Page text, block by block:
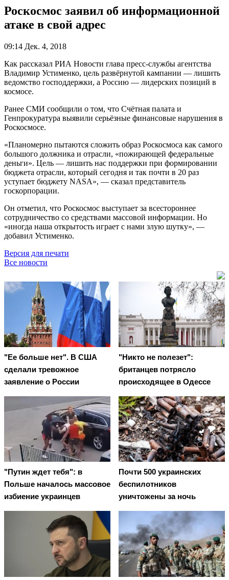
Роскосмос заявил об информационной
атаке в свой адрес
09:14 Дек. 4, 2018
Как рассказал РИА Новости глава пресс-службы агентства
Владимир Устименко, цель развёрнутой кампании — лишить
ведомство господдержки, а Россию — лидерских позиций в
космосе.
Ранее СМИ сообщили о том, что Счётная палата и
Генпрокуратура выявили серьёзные финансовые нарушения в
Роскосмосе.
«Планомерно пытаются сложить образ Роскосмоса как самого
большого должника и отрасли, «пожирающей федеральные
деньги». Цель — лишить нас поддержки при формировании
бюджета отрасли, который сегодня и так почти в 20 раз
уступает бюджету NASA», — сказал представитель
госкорпорации.
Он отметил, что Роскосмос выступает за всестороннее
сотрудничество со средствами массовой информации. Но
«иногда наша открытость играет с нами злую шутку», —
добавил Устименко.
Версия для печати
Все новости
"Ее больше нет". В США
сделали тревожное
заявление о России
"Никто не полезет":
британцев потрясло
происходящее в Одессе
"Путин ждет тебя": в
Польше началось массовое
избиение украинцев
Почти 500 украинских
беспилотников
уничтожены за ночь